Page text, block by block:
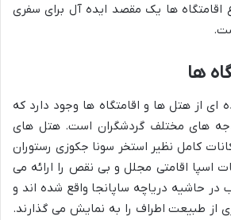
اقامتگاه ها یک مقصد ایده آل برای سفری
ها
ای از هتل ها و اقامتگاه ها وجود دارد که
های مختلف گردشگران است. هتل های
کامل نظیر استخر سونا جکوزی رستوران
اسپا اقامتی مجلل و بی نقص را ارائه می
در حاشیه دریاچه ساپانجا واقع شده اند و
از طبیعت اطراف را به نمایش می گذارند.